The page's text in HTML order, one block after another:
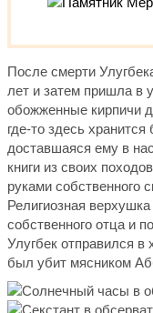
После смерти
лет и затем пришла в
обожженные кирпичи
где-то здесь
доставшаяся ему в
книги из своих
руками
Религиозная
собственного отца и
Улугбек отправился
был убит мясником